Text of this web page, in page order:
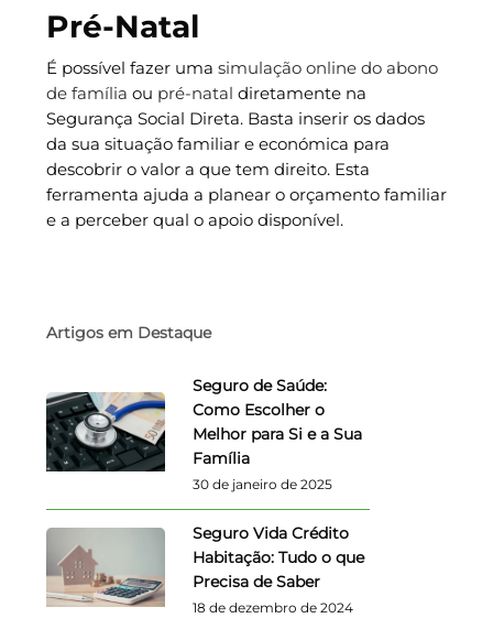
Pré-Natal
É possível fazer uma simulação online do abono
de família ou pré-natal diretamente na
Segurança Social Direta. Basta inserir os dados
da sua situação familiar e económica para
descobrir o valor a que tem direito. Esta
ferramenta ajuda a planear o orçamento familiar
e a perceber qual o apoio disponível.
Artigos em Destaque
Seguro de Saúde:
Como Escolher o
Melhor para Si e a Sua
Família
30 de janeiro de 2025
Seguro Vida Crédito
Habitação: Tudo o que
Precisa de Saber
18 de dezembro de 2024